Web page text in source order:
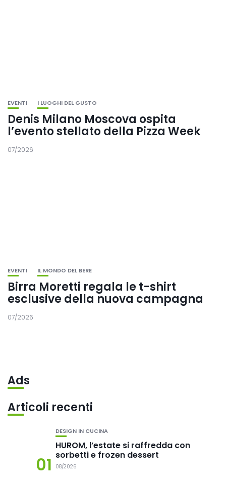
EVENTI I LUOGHI DEL GUSTO
Denis Milano Moscova ospita
l’evento stellato della Pizza Week
07/2026
EVENTI IL MONDO DEL BERE
Birra Moretti regala le t-shirt
esclusive della nuova campagna
07/2026
Ads
Articoli recenti
01
DESIGN IN CUCINA
HUROM, l’estate si raffredda con
sorbetti e frozen dessert
08/2026